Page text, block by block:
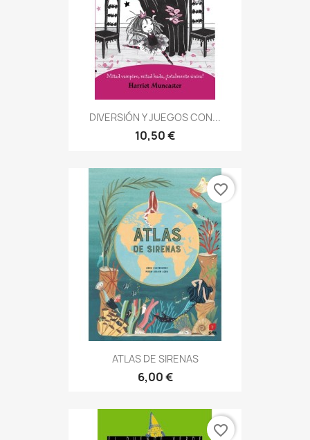
DIVERSIÓN Y JUEGOS CON...
10,50 €
ATLAS DE SIRENAS
6,00 €
favorite_border
favorite_border